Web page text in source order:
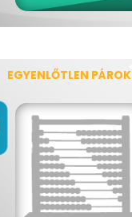
EGYENLŐTLEN PÁROK